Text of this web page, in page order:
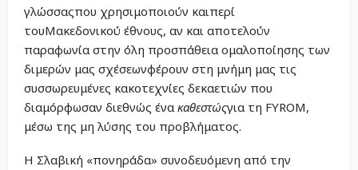
γλώσσαςπου χρησιμοποιούν καιπερί
τουΜακεδονικού έθνους, αν και αποτελούν
παραφωνία στην όλη προσπάθεια ομαλοποίησης των
διμερών μας σχέσεωνφέρουν στη μνήμη μας τις
συσσωρευμένες κακοτεχνίες δεκαετιών που
διαμόρφωσαν διεθνώς ένακαθεστώςγια τη FYROM,
μέσω της μη λύσης του προβλήματος.
Η Σλαβική «πονηράδα» συνοδευόμενη από την